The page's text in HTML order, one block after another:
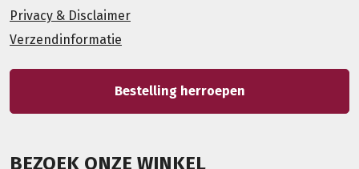
Privacy & Disclaimer
Verzendinformatie
Bestelling herroepen
BEZOEK ONZE WINKEL